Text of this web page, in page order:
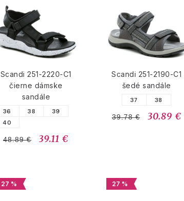
Scandi 251-2220-C1
čierne dámske
sandále
36 38
39
40
48.89 € 39.11 €
Scandi 251-2190-C1
šedé sandále
37 38
39.78 € 30.89 €
27 % 27 %